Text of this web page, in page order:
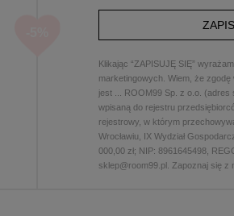
Klikając “ZAPISUJĘ SIĘ”
marketingowych. Wiem, że zgodę
jest
ROOM99 Sp. z o.o. (adres
wpisaną do rejestru
rejestrowy, w którym
Wrocławiu, IX Wydział
000,00 zł; NIP: 8961645498,
sklep@room99.pl. Zapoznaj się z